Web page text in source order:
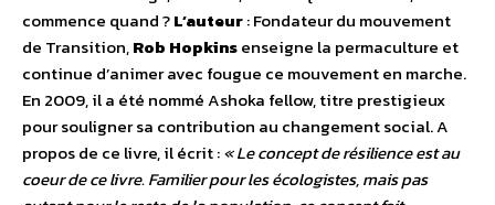
commence quand ?L’auteur: Fondateur du mouvement
de Transition,Rob Hopkinsenseigne la permaculture et
continue d’animer avec fougue ce mouvement en marche.
En 2009, il a été nommé Ashoka fellow, titre prestigieux
pour souligner sa contribution au changement social. A
propos de ce livre, il écrit :« Le concept de résilience est au
coeur de ce livre. Familier pour les écologistes, mais pas